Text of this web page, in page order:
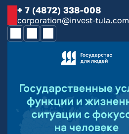
+ 7 (4872) 338-008
corporation@invest-tula.com